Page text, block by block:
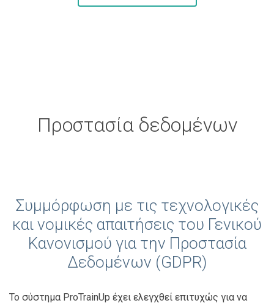
Προστασία δεδομένων
Συμμόρφωση με τις τεχνολογικές
και νομικές απαιτήσεις του Γενικού
Κανονισμού για την Προστασία
Δεδομένων (GDPR)
Το σύστημα ProTrainUp έχει ελεγχθεί επιτυχώς για να